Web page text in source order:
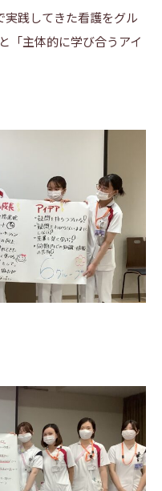
践してきた看護をグル
「主体的に学び合うアイ